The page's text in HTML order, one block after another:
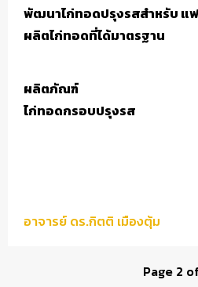
พัฒนาไก่ทอดปรุงรสสำหรับ แฟ
ผลิตไก่ทอดที่ได้มาตรฐาน
ผลิตภัณฑ์
ไก่ทอดกรอบปรุงรส
อาจารย์ ดร.กิตติ เมืองตุ้ม
Page 2